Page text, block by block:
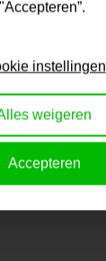
instellingen
weigeren
Accepteren